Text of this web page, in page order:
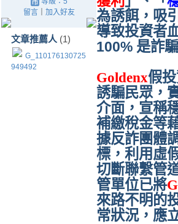
留言｜ 加入好友
文章推薦人 (1)
G_110176130725
949492
為誘餌，吸
導致投資者
100% 是詐
Goldenx假
誘騙民眾，
介面，宣稱
補繳稅金等
據反詐團體
標，利用虛
切斷聯繫管
管單位已將
來路不明的
常狀況，應